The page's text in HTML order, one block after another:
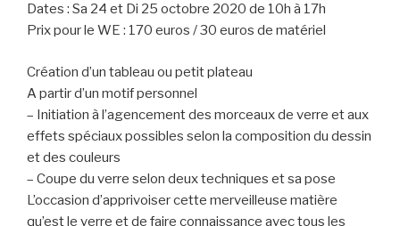
Dates : Sa 24 et Di 25 octobre 2020 de 10h à 17h
Prix pour le WE : 170 euros / 30 euros de matériel
Création d’un tableau ou petit plateau
A partir d’un motif personnel
– Initiation à l’agencement des morceaux de verre et aux
effets spéciaux possibles selon la composition du dessin
et des couleurs
– Coupe du verre selon deux techniques et sa pose
L’occasion d’apprivoiser cette merveilleuse matière
qu’est le verre et de faire connaissance avec tous les